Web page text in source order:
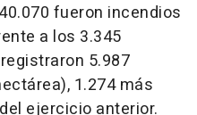
fueron incendios
a los 3.345
5.987
1.274 más
ejercicio anterior.